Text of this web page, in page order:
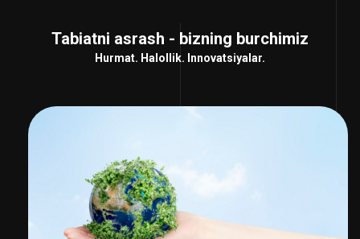
Tabiatni asrash - bizning burchimiz
Hurmat. Halollik. Innovatsiyalar.